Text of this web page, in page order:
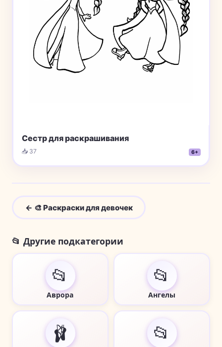
Сестр для раскрашивания
📥 37 6+
← 🎨 Раскраски для девочек
📂 Другие подкатегории
📂
Аврора
📂
Ангелы
🩰 📂